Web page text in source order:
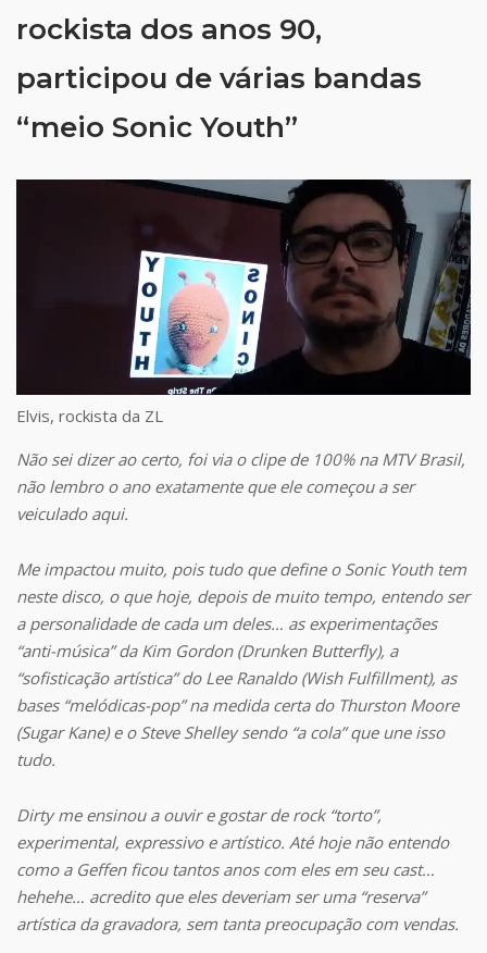
rockista dos anos 90,
participou de várias bandas
“meio Sonic Youth”
Elvis, rockista da ZL
Não sei dizer ao certo, foi via o clipe de 100% na MTV Brasil,
não lembro o ano exatamente que ele começou a ser
veiculado aqui.
Me impactou muito, pois tudo que define o Sonic Youth tem
neste disco, o que hoje, depois de muito tempo, entendo ser
a personalidade de cada um deles… as experimentações
“anti-música” da Kim Gordon (Drunken Butterfly), a
“sofisticação artística” do Lee Ranaldo (Wish Fulfillment), as
bases “melódicas-pop” na medida certa do Thurston Moore
(Sugar Kane) e o Steve Shelley sendo “a cola” que une isso
tudo.
Dirty me ensinou a ouvir e gostar de rock “torto”,
experimental, expressivo e artístico. Até hoje não entendo
como a Geffen ficou tantos anos com eles em seu cast…
hehehe… acredito que eles deveriam ser uma “reserva”
artística da gravadora, sem tanta preocupação com vendas.